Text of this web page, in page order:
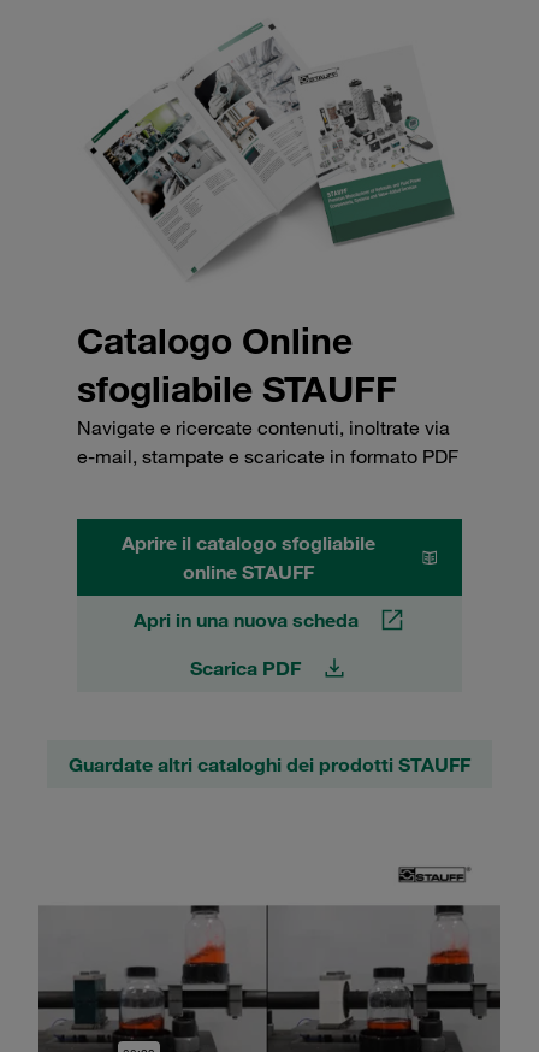
Catalogo Online
sfogliabile STAUFF
Navigate e ricercate contenuti, inoltrate via
e-mail, stampate e scaricate in formato PDF
Aprire il catalogo sfogliabile
online STAUFF
Apri in una nuova scheda
Scarica PDF
Guardate altri cataloghi dei prodotti STAUFF